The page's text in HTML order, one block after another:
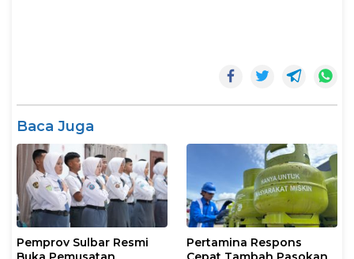
Baca Juga
Pemprov Sulbar Resmi
Pertamina Respons